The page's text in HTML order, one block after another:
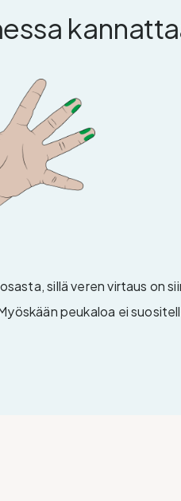
sillä veren virtaus on
peukaloa ei